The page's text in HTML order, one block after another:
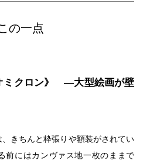
の一点
ミクロン》 ―大型絵画が壁
きちんと枠張りや額装がされてい
前にはカンヴァス地一枚のままで